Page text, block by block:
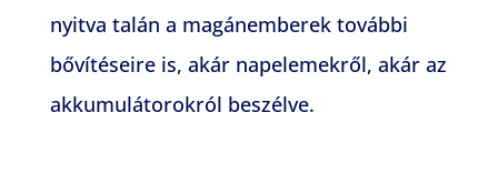
nyitva talán a magánemberek további
bővítéseire is, akár napelemekről, akár az
akkumulátorokról beszélve.